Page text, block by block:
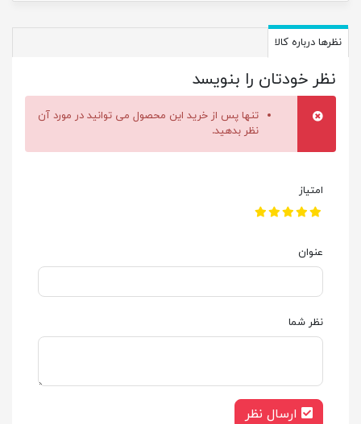
نظرها درباره کالا
نظر خودتان را بنویسد
تنها پس از خرید این محصول می توانید در مورد آن
نظر بدهید.
امتیاز
عنوان
نظر شما
ارسال نظر